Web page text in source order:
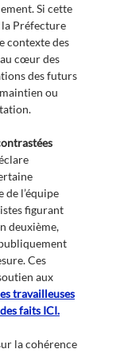
Si cette
la Préfecture
contexte des
cœur des
des futurs
ou
de l’équipe
figurant
deuxième,
Ces
aux
travailleuses
faits ICI.
la cohérence